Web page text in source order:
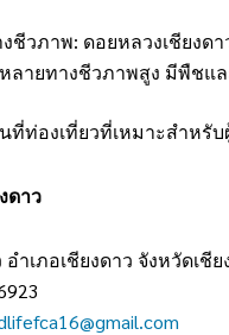
วภาพ: ดอยหลวงเชียงด
ายทางชีวภาพสูง มีพืชแ
ที่ท่องเที่ยวที่เหมาะสำห
ดาว
ำเภอเชียงดาว จังหวัดเชี